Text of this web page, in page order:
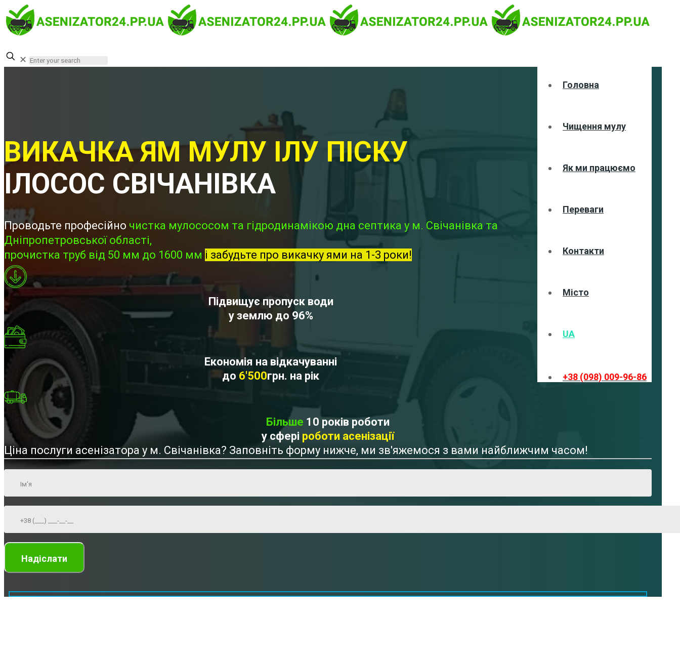
Головна
Чищення мулу
Як ми працюємо
Переваги
Контакти
Місто
UA
+38 (098) 009-96-86
✕
ВИКАЧКА ЯМ МУЛУ ІЛУ ПІСКУ
ІЛОСОС СВІЧАНІВКА
Проводьте професійно чистка мулососом та гідродинамікою дна септика у м. Свічанівка та
Дніпропетровської області,
прочистка труб від 50 мм до 1600 мм і забудьте про викачку ями на 1-3 роки!
Підвищує пропуск води
у землю до 96%
Економія на відкачуванні
до 6'500грн. на рік
Більше 10 років роботи
у сфері роботи асенізації
Ціна послуги асенізатора у м. Свічанівка? Заповніть форму нижче, ми зв'яжемося з вами найближчим часом!